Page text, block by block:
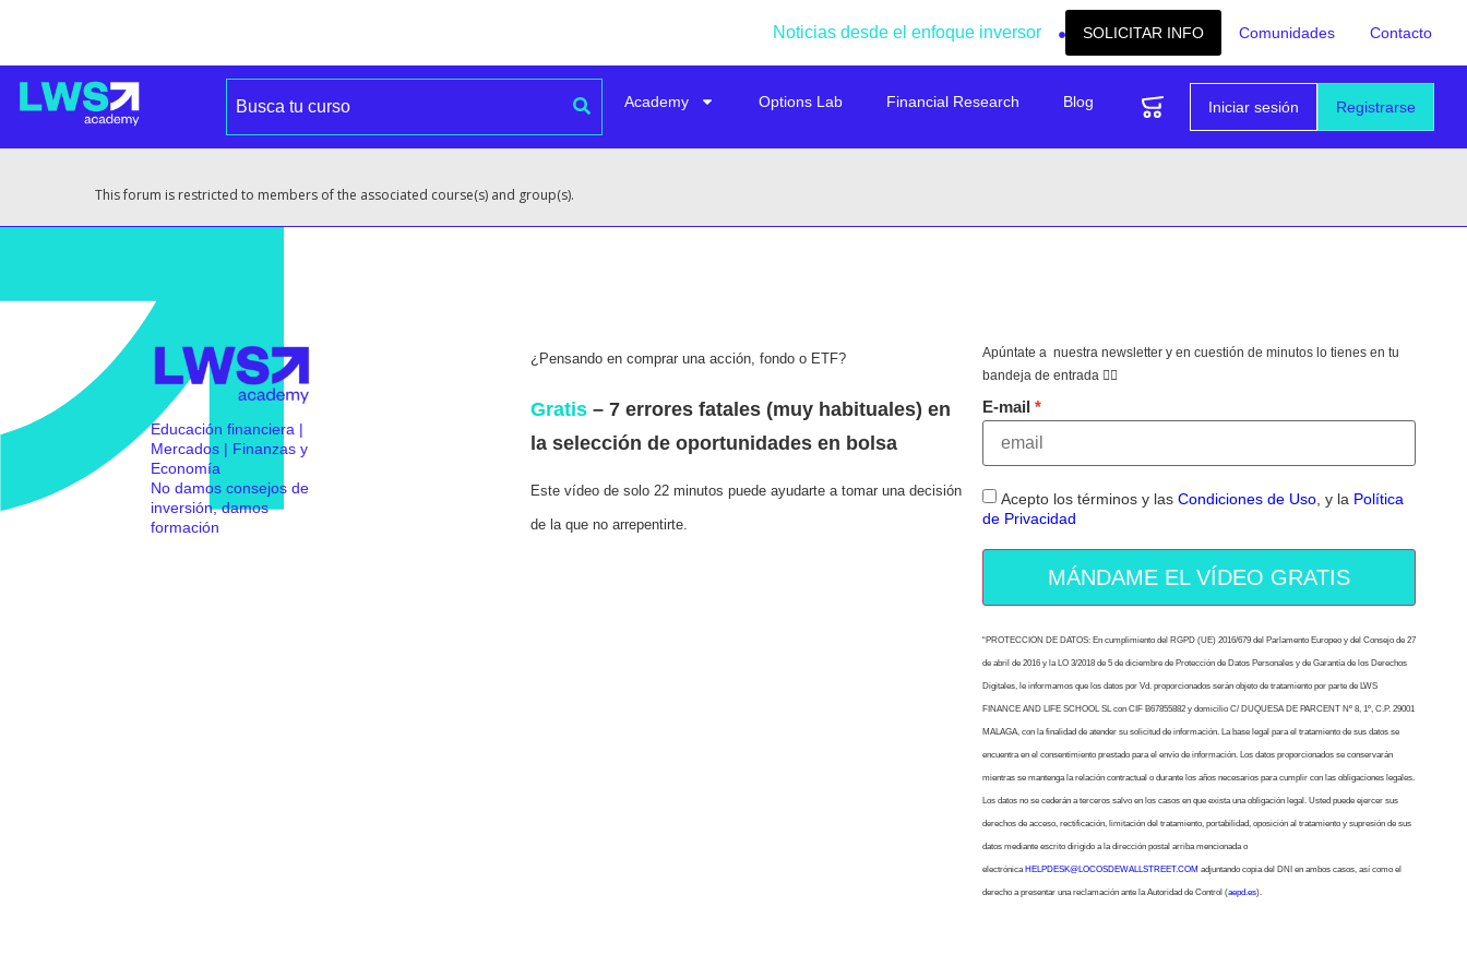
Noticias desde el enfoque inversor SOLICITAR INFO Comunidades Contacto
Registrarse
Iniciar sesión
Academy Options Lab Financial Research Blog
This forum is restricted to members of the associated course(s) and group(s).
Educación financiera |
Mercados | Finanzas y
Economía
No damos consejos de
inversión, damos
formación
¿Pensando en comprar una acción, fondo o ETF?
Gratis– 7 errores fatales (muy habituales) en
la selección de oportunidades en bolsa
Este vídeo de solo 22 minutos puede ayudarte a tomar una decisión
de la que no arrepentirte.
Apúntate a nuestra newsletter y en cuestión de minutos lo tienes en tu
bandeja de entrada 👇🏻
E-mail
Acepto los términos y las Condiciones de Uso, y la Política
de Privacidad
MÁNDAME EL VÍDEO GRATIS
“PROTECCION DE DATOS: En cumplimiento del RGPD (UE) 2016/679 del Parlamento Europeo y del Consejo de 27
de abril de 2016 y la LO 3/2018 de 5 de diciembre de Protección de Datos Personales y de Garantía de los Derechos
Digitales, le informamos que los datos por Vd. proporcionados serán objeto de tratamiento por parte de LWS
FINANCE AND LIFE SCHOOL SL con CIF B67855882 y domicilio C/ DUQUESA DE PARCENT Nº 8, 1º, C.P. 29001
MALAGA, con la finalidad de atender su solicitud de información. La base legal para el tratamiento de sus datos se
encuentra en el consentimiento prestado para el envío de información. Los datos proporcionados se conservarán
mientras se mantenga la relación contractual o durante los años necesarios para cumplir con las obligaciones legales.
Los datos no se cederán a terceros salvo en los casos en que exista una obligación legal. Usted puede ejercer sus
derechos de acceso, rectificación, limitación del tratamiento, portabilidad, oposición al tratamiento y supresión de sus
datos mediante escrito dirigido a la dirección postal arriba mencionada o
electrónica HELPDESK@LOCOSDEWALLSTREET.COM adjuntando copia del DNI en ambos casos, así como el
derecho a presentar una reclamación ante la Autoridad de Control (aepd.es).